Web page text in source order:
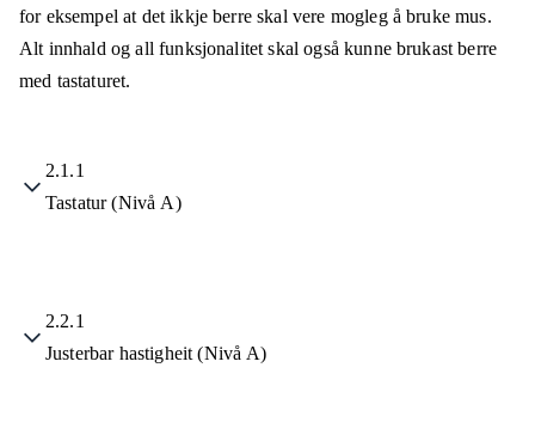
for eksempel at det ikkje berre skal vere mogleg å bruke mus.
Alt innhald og all funksjonalitet skal også kunne brukast berre
med tastaturet.
2.1.1
Tastatur (Nivå A)
2.2.1
Justerbar hastigheit (Nivå A)